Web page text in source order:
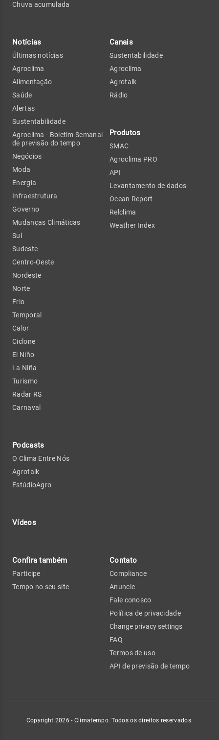
Chuva acumulada
Notícias
Últimas notícias
Agroclima
Alimentação
Saúde
Alertas
Sustentabilidade
Agroclima - Boletim Semanal
de previsão do tempo
Negócios
Moda
Energia
Infraestrutura
Governo
Mudanças Climáticas
Sul
Sudeste
Centro-Oeste
Nordeste
Norte
Frio
Temporal
Calor
Ciclone
El Niño
La Niña
Turismo
Radar RS
Carnaval
Podcasts
O Clima Entre Nós
Agrotalk
EstúdioAgro
Vídeos
Canais
Sustentabilidade
Agroclima
Agrotalk
Rádio
Produtos
SMAC
Agroclima PRO
API
Levantamento de dados
Ocean Report
Relclima
Weather Index
Confira também
Participe
Tempo no seu site
Contato
Compliance
Anuncie
Fale conosco
Política de privacidade
Change privacy settings
FAQ
Termos de uso
API de previsão de tempo
Copyright 2026 - Climatempo. Todos os direitos reservados.